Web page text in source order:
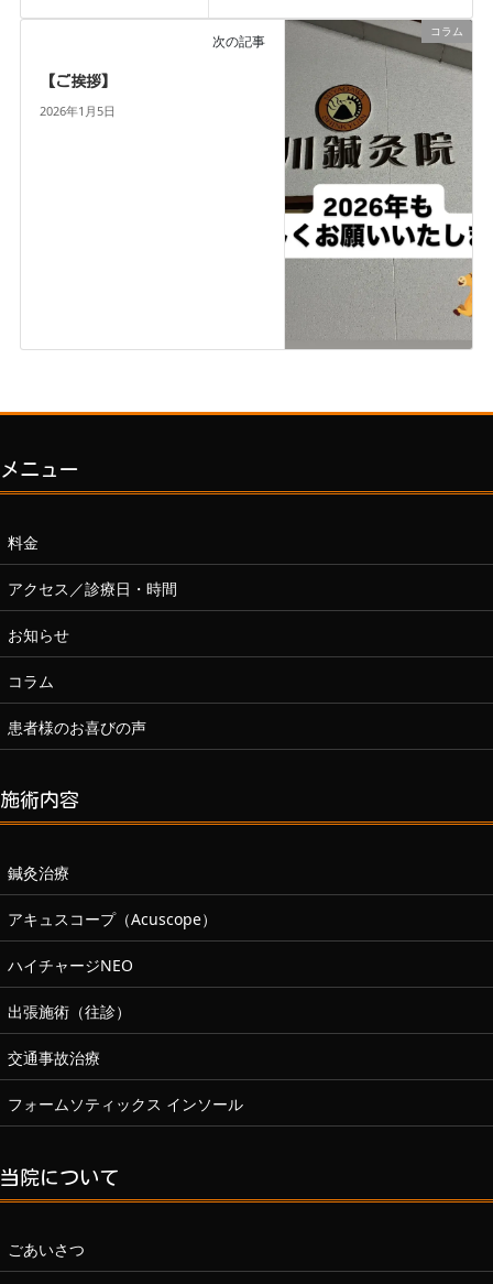
コラム
次の記事
【ご挨拶】
2026年1月5日
メニュー
料金
アクセス／診療日・時間
お知らせ
コラム
患者様のお喜びの声
施術内容
鍼灸治療
アキュスコープ（Acuscope）
ハイチャージNEO
出張施術（往診）
交通事故治療
フォームソティックス インソール
当院について
ごあいさつ